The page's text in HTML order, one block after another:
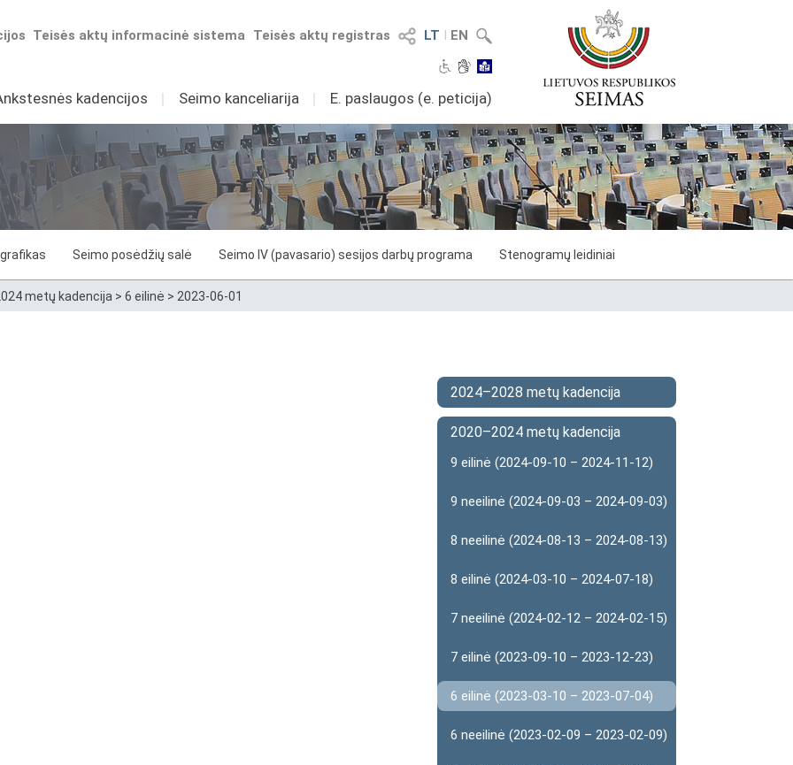
LT I EN
Teisės aktų registras
Teisės aktų informacinė sistema
kadencijos I Seimo kanceliarija I E. paslaugos (e. peticija)
grafikas Seimo posėdžių salė Seimo IV (pavasario) sesijos darbų programa Stenogramų leidiniai
metų kadencija > 6 eilinė > 2023-06-01
2024–2028 metų kadencija
2020–2024 metų kadencija
9 eilinė (2024-09-10 – 2024-11-12)
9 neeilinė (2024-09-03 – 2024-09-03)
8 neeilinė (2024-08-13 – 2024-08-13)
8 eilinė (2024-03-10 – 2024-07-18)
7 neeilinė (2024-02-12 – 2024-02-15)
7 eilinė (2023-09-10 – 2023-12-23)
6 eilinė (2023-03-10 – 2023-07-04)
6 neeilinė (2023-02-09 – 2023-02-09)